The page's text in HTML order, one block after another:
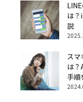
は
説
スマ
は
手順